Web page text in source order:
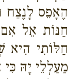
הֶאָפֵס לָנֶצַח
חַנּוֹת אֵל
חַלּוֹתִי הִיא
מַעַלְלֵי יָהּ